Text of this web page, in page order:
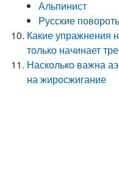
Альпинист
Русские
Какие упражнения
только начинает
Насколько важна
на жиросжигание